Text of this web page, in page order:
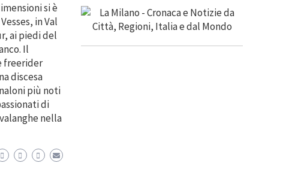
si è
in Val
ai piedi del
Il
freerider
discesa
più noti
di
nella